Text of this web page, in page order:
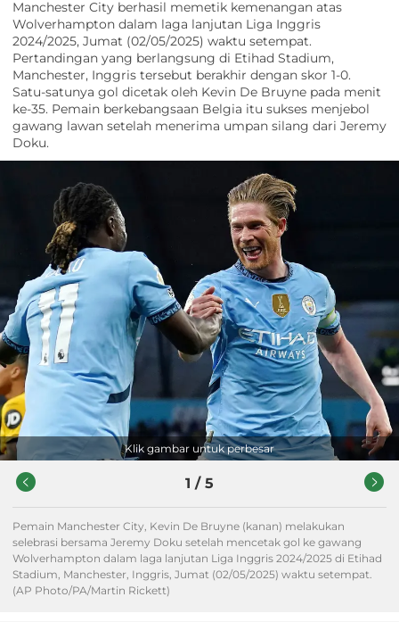
Manchester City berhasil memetik kemenangan atas
Wolverhampton dalam laga lanjutan Liga Inggris
2024/2025, Jumat (02/05/2025) waktu setempat.
Pertandingan yang berlangsung di Etihad Stadium,
Manchester, Inggris tersebut berakhir dengan skor 1-0.
Satu-satunya gol dicetak oleh Kevin De Bruyne pada menit
ke-35. Pemain berkebangsaan Belgia itu sukses menjebol
gawang lawan setelah menerima umpan silang dari Jeremy
Doku.
Klik gambar untuk perbesar
1 / 5
Pemain Manchester City, Kevin De Bruyne (kanan) melakukan
selebrasi bersama Jeremy Doku setelah mencetak gol ke gawang
Wolverhampton dalam laga lanjutan Liga Inggris 2024/2025 di Etihad
Stadium, Manchester, Inggris, Jumat (02/05/2025) waktu setempat.
(AP Photo/PA/Martin Rickett)